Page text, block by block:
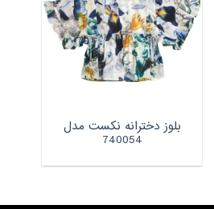
بلوز دخترانه نکست مدل
740054